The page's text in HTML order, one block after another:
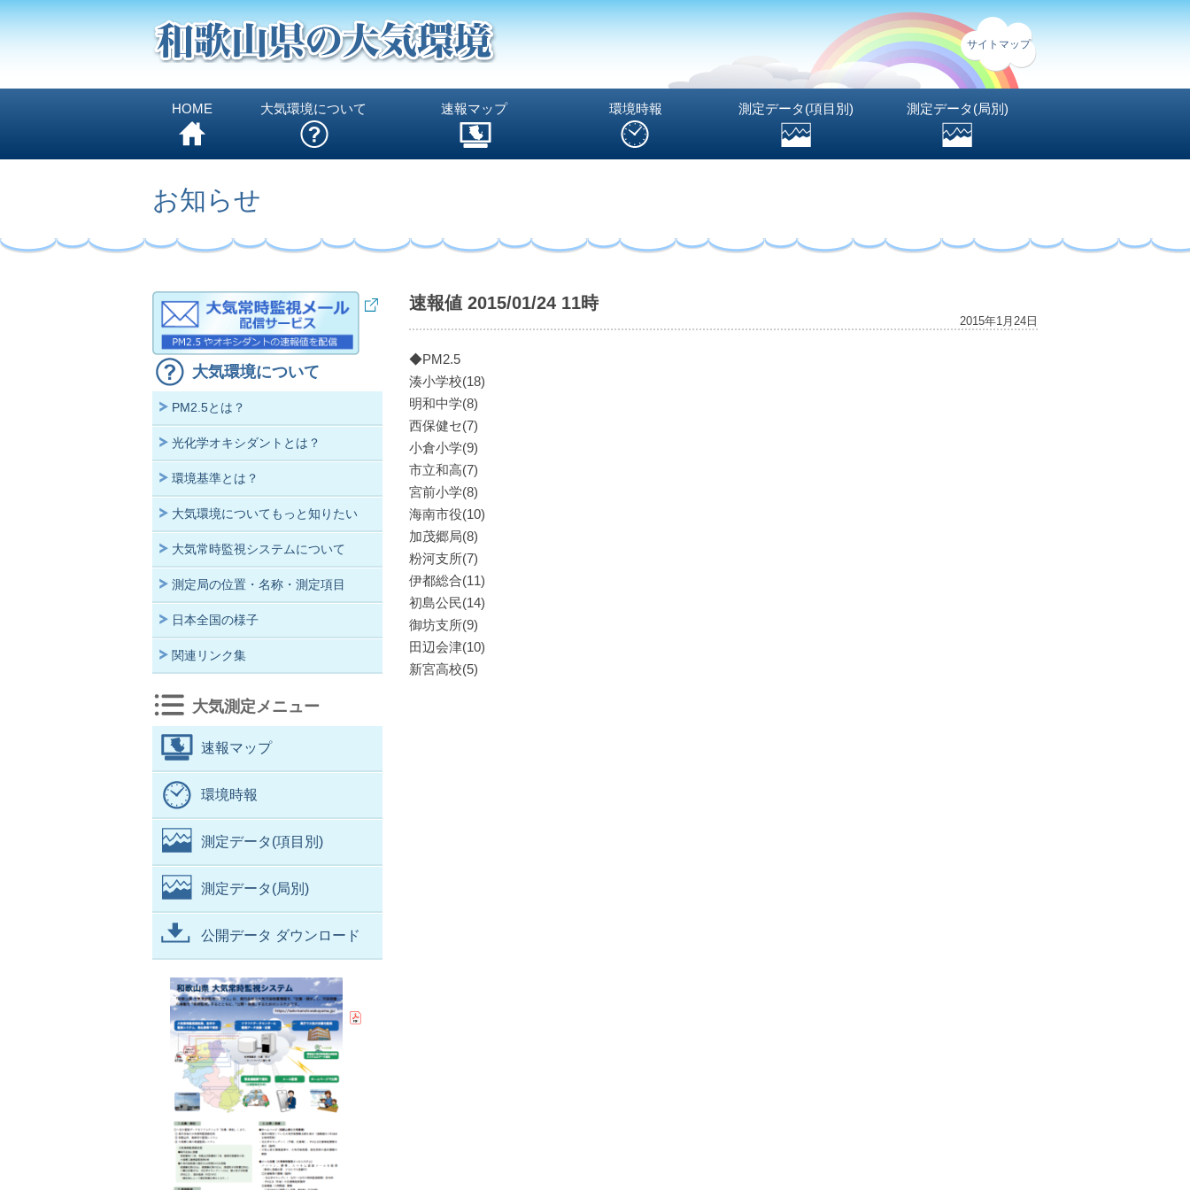
サイトマップ
HOME 大気環境について 速報マップ 環境時報 測定データ(項目別) 測定データ(局別)
お知らせ
速報値 2015/01/24 11時
2015年1月24日
◆PM2.5
湊小学校(18)
明和中学(8)
西保健セ(7)
小倉小学(9)
市立和高(7)
宮前小学(8)
海南市役(10)
加茂郷局(8)
粉河支所(7)
伊都総合(11)
初島公民(14)
御坊支所(9)
田辺会津(10)
新宮高校(5)
大気環境について
PM2.5とは？
光化学オキシダントとは？
環境基準とは？
大気環境についてもっと知りたい
大気常時監視システムについて
測定局の位置・名称・測定項目
日本全国の様子
関連リンク集
大気測定メニュー
速報マップ
環境時報
測定データ(項目別)
測定データ(局別)
公開データ ダウンロード